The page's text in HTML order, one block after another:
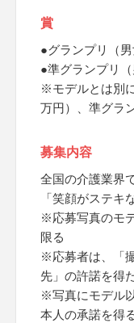
賞
●グランプリ（
●準グランプリ
※モデルとは別
万円）、準グラ
募集内容
全国の介護業界
「笑顔がステキ
※応募写真のモ
限る
※応募者は、「
先」の許諾を得
※写真にモデル
本人の承諾を得